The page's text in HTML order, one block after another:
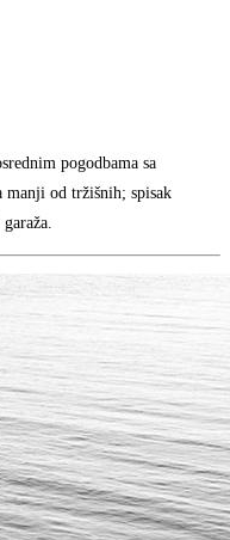
pogodbama sa
od tržišnih; spisak